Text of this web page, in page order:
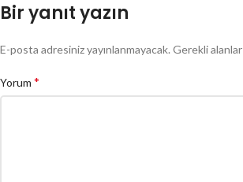
Bir yanıt yazın
E-posta adresiniz yayınlanmayacak. Gerekli alanlar
Yorum *